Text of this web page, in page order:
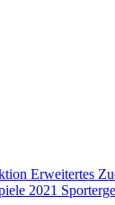
Erweitertes
2021